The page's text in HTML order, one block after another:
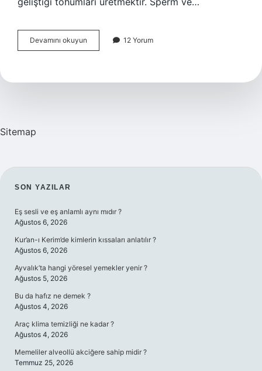
Devamını okuyun
Çiçek
Işe
12 Yorum
Sitemap
SIDEBAR
SON YAZILAR
Eş sesli ve eş anlamlı aynı mıdır ?
Ağustos 6, 2026
Kur’an-ı Kerim’de kimlerin kıssaları anlatılır ?
Ağustos 6, 2026
Ayvalık’ta hangi yöresel yemekler yenir ?
Ağustos 5, 2026
Bu da hafız ne demek ?
Ağustos 4, 2026
Araç klima temizliği ne kadar ?
Ağustos 4, 2026
Memeliler alveollü akciğere sahip midir ?
Temmuz 25, 2026